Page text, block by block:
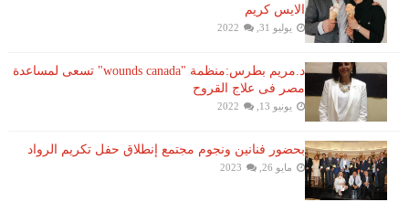
الايس كريم
يوليو 31, 2022
د.مريم بطرس:منظمة "wounds canada" تسعى لمساعدة
مصر فى علاج القروح
يونيو 13, 2022
بحضور فنانين ونجوم مجتمع إنطلاق حفل تكريم الرواد
مايو 26, 2023